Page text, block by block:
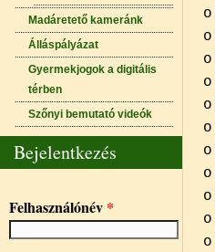
Madáretető kameránk
Álláspályázat
Gyermekjogok a digitális
térben
Szőnyi bemutató videók
Bejelentkezés
Felhasználónév *
o
o
o
o
o
o
o
o
o
o
o